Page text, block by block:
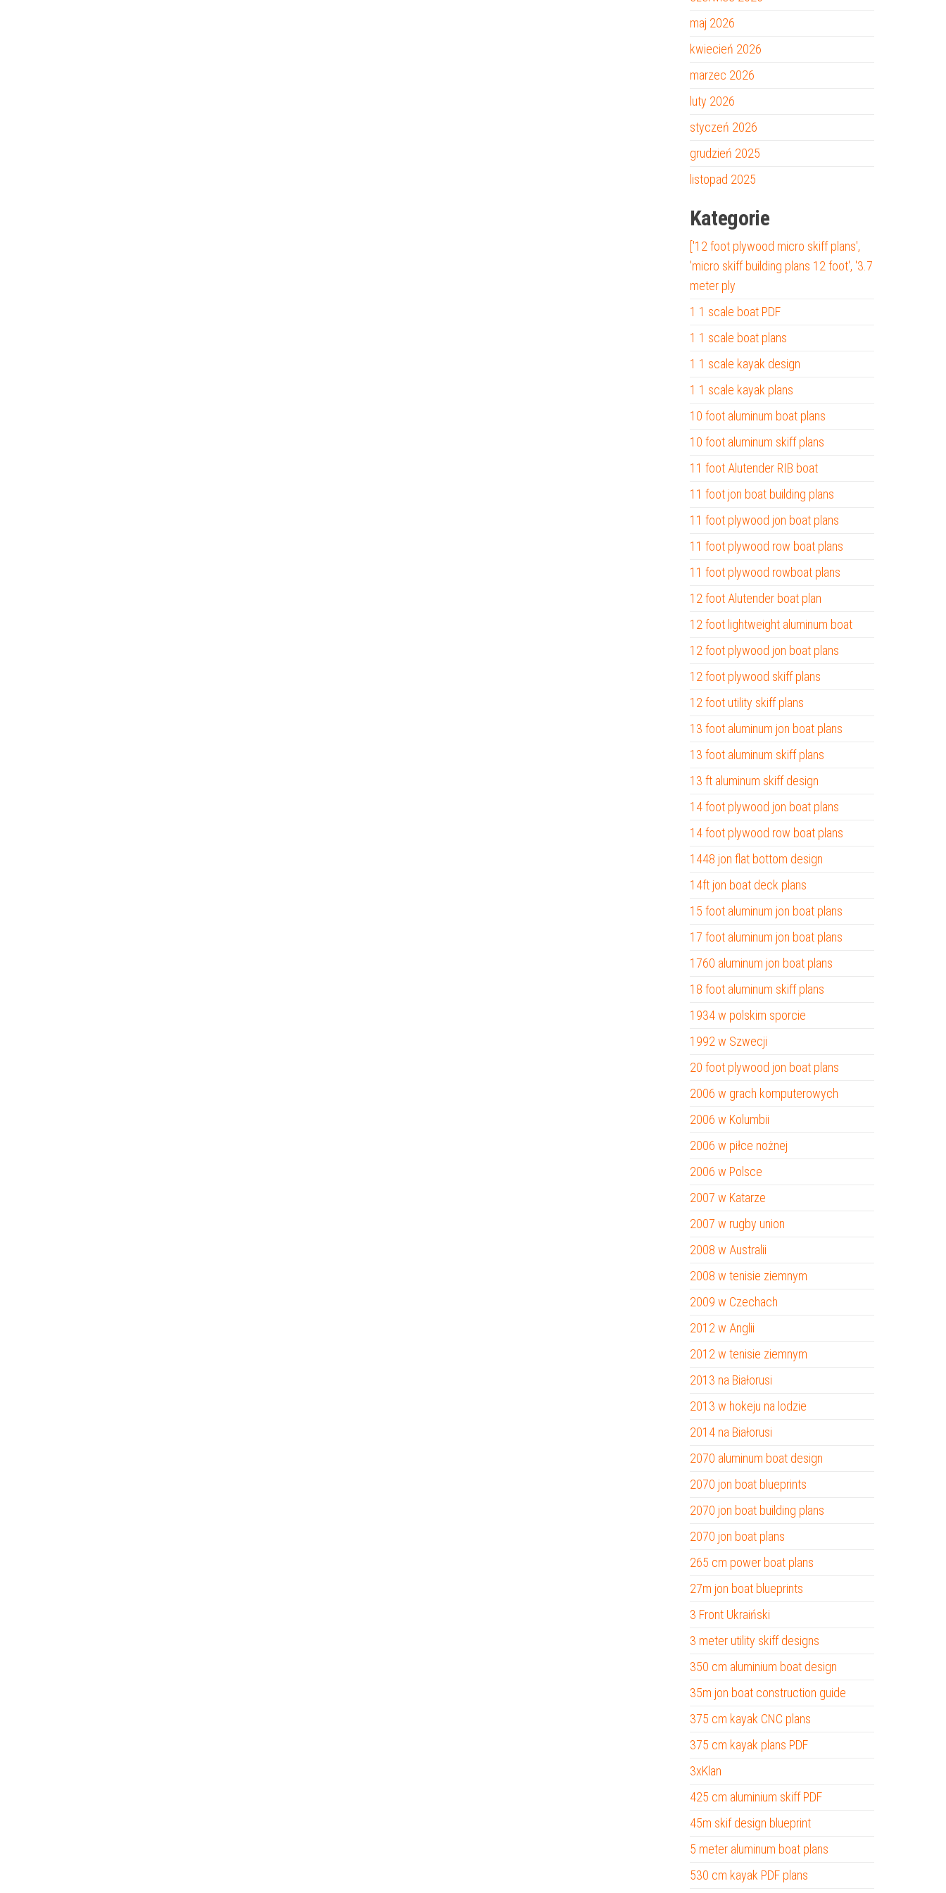
maj 2026
kwiecień 2026
marzec 2026
luty 2026
styczeń 2026
grudzień 2025
listopad 2025
Kategorie
['12 foot plywood micro skiff plans',
'micro skiff building plans 12 foot', '3.7
meter ply
1 1 scale boat PDF
1 1 scale boat plans
1 1 scale kayak design
1 1 scale kayak plans
10 foot aluminum boat plans
10 foot aluminum skiff plans
11 foot Alutender RIB boat
11 foot jon boat building plans
11 foot plywood jon boat plans
11 foot plywood row boat plans
11 foot plywood rowboat plans
12 foot Alutender boat plan
12 foot lightweight aluminum boat
12 foot plywood jon boat plans
12 foot plywood skiff plans
12 foot utility skiff plans
13 foot aluminum jon boat plans
13 foot aluminum skiff plans
13 ft aluminum skiff design
14 foot plywood jon boat plans
14 foot plywood row boat plans
1448 jon flat bottom design
14ft jon boat deck plans
15 foot aluminum jon boat plans
17 foot aluminum jon boat plans
1760 aluminum jon boat plans
18 foot aluminum skiff plans
1934 w polskim sporcie
1992 w Szwecji
20 foot plywood jon boat plans
2006 w grach komputerowych
2006 w Kolumbii
2006 w piłce nożnej
2006 w Polsce
2007 w Katarze
2007 w rugby union
2008 w Australii
2008 w tenisie ziemnym
2009 w Czechach
2012 w Anglii
2012 w tenisie ziemnym
2013 na Białorusi
2013 w hokeju na lodzie
2014 na Białorusi
2070 aluminum boat design
2070 jon boat blueprints
2070 jon boat building plans
2070 jon boat plans
265 cm power boat plans
27m jon boat blueprints
3 Front Ukraiński
3 meter utility skiff designs
350 cm aluminium boat design
35m jon boat construction guide
375 cm kayak CNC plans
375 cm kayak plans PDF
3xKlan
425 cm aluminium skiff PDF
45m skif design blueprint
5 meter aluminum boat plans
530 cm kayak PDF plans